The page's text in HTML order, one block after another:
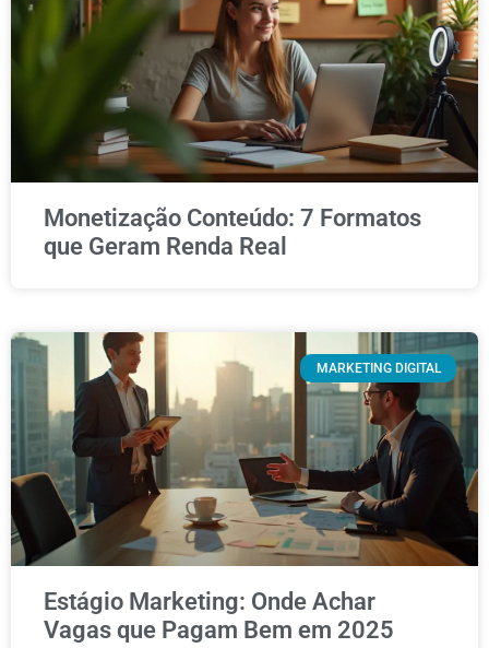
Monetização Conteúdo: 7 Formatos
que Geram Renda Real
MARKETING DIGITAL
Estágio Marketing: Onde Achar
Vagas que Pagam Bem em 2025